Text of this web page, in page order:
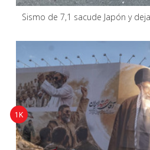
Sismo de 7,1 sacude Japón y
1K